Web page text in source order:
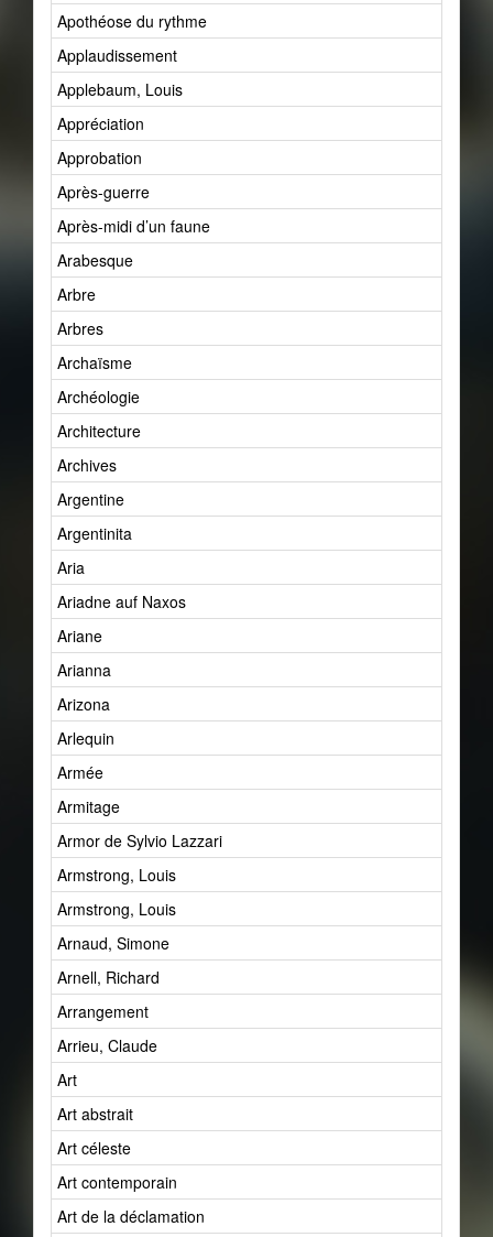
Apothéose du rythme
Applaudissement
Applebaum, Louis
Appréciation
Approbation
Après-guerre
Après-midi d’un faune
Arabesque
Arbre
Arbres
Archaïsme
Archéologie
Architecture
Archives
Argentine
Argentinita
Aria
Ariadne auf Naxos
Ariane
Arianna
Arizona
Arlequin
Armée
Armitage
Armor de Sylvio Lazzari
Armstrong, Louis
Armstrong, Louis
Arnaud, Simone
Arnell, Richard
Arrangement
Arrieu, Claude
Art
Art abstrait
Art céleste
Art contemporain
Art de la déclamation